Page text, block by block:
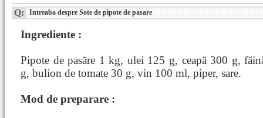
Q: Intreaba despre Sote de pipote de pasare
Ingrediente :
Pipote de pasăre 1 kg, ulei 125 g, ceapă 300 g,
g, bulion de tomate 30 g, vin 100 ml, piper, sare.
Mod de preparare :